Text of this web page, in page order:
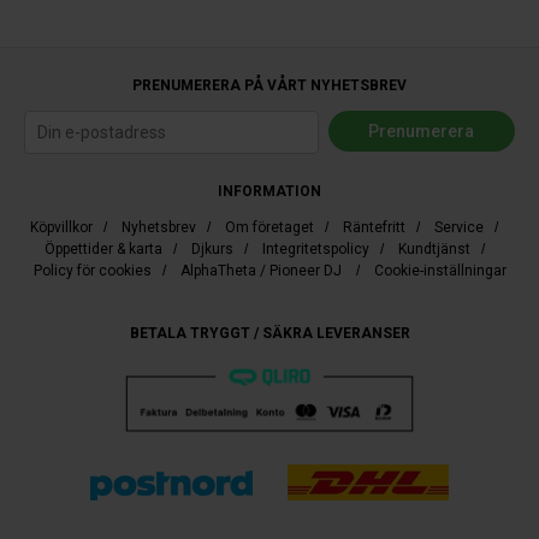
PRENUMERERA PÅ VÅRT NYHETSBREV
INFORMATION
Köpvillkor / Nyhetsbrev / Om företaget / Räntefritt / Service /
Öppettider & karta / Djkurs / Integritetspolicy / Kundtjänst /
Policy för cookies / AlphaTheta / Pioneer DJ / Cookie-inställningar
BETALA TRYGGT / SÄKRA LEVERANSER